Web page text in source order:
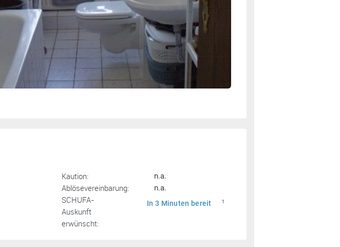
Kaution: n.a.
Ablösevereinbarung: n.a.
SCHUFA-
Auskunft
erwünscht:
In 3 Minuten bereit 1